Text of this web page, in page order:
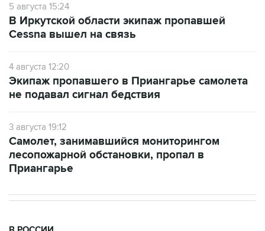
5 августа 15:24
В Иркутской области экипаж пропавшей
Cessna вышел на связь
4 августа 12:20
Экипаж пропавшего в Приангарье самолета
не подавал сигнал бедствия
3 августа 19:12
Самолет, занимавшийся мониторингом
лесопожарной обстановки, пропал в
Приангарье